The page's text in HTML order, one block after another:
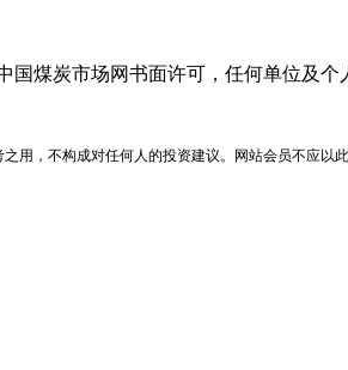
煤炭市场网书面许可，任何单位及
用，不构成对任何人的投资建议。网站会员不应以